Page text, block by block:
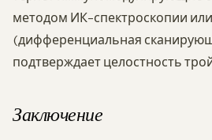
методом ИК-спектроскопии
(дифференциальная
подтверждает целостность
Заключение